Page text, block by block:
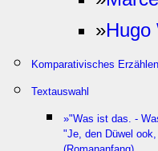
»Hugo
Komparativisches Erzählen
Textauswahl
»"Was ist das. -
"Je, den Düwel